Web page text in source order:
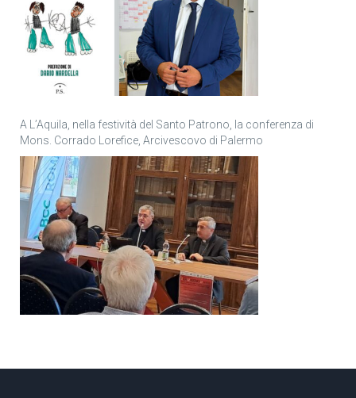
A L’Aquila, nella festività del Santo Patrono, la conferenza di
Mons. Corrado Lorefice, Arcivescovo di Palermo